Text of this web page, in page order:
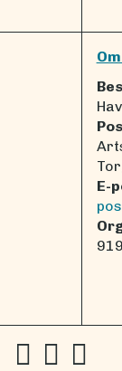
E-